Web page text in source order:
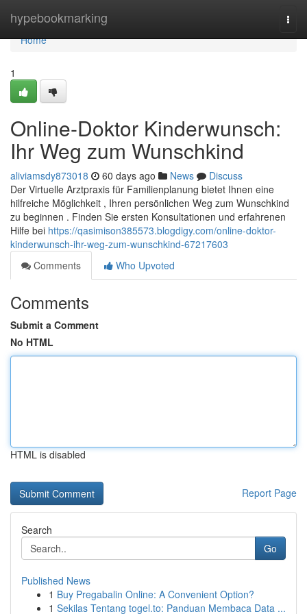
hypebookmarking
Home
Home
1
Online-Doktor Kinderwunsch:
Ihr Weg zum Wunschkind
aliviamsdy873018 60 days ago News
Discuss
Der Virtuelle Arztpraxis für Familienplanung bietet Ihnen eine
hilfreiche Möglichkeit , Ihren persönlichen Weg zum Wunschkind
zu beginnen . Finden Sie ersten Konsultationen und erfahrenen
Hilfe bei https://qasimison385573.blogdigy.com/online-doktor-
kinderwunsch-ihr-weg-zum-wunschkind-67217603
Comments
Who Upvoted
Comments
Submit a Comment
No HTML
HTML is disabled
Report Page
Search
Go
Published News
1 Buy Pregabalin Online: A Convenient Option?
1 Sekilas Tentang togel.to: Panduan Membaca Data ...